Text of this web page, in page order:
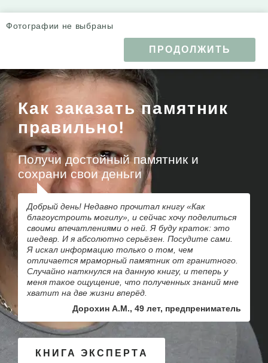
Фотографии не выбраны
ПРОДОЛЖИТЬ
Как заказать памятник
правильно!
Получи достойный памятник и
сохрани свои деньги
Добрый день! Недавно прочитал книгу «Как
благоустроить могилу», и сейчас хочу поделиться
своими впечатлениями о ней. Я буду краток: это
шедевр. И я абсолютно серьёзен. Посудите сами.
Я искал информацию только о том, чем
отличается мраморный памятник от гранитного.
Случайно наткнулся на данную книгу, и теперь у
меня такое ощущение, что полученных знаний мне
хватит на две жизни вперёд.
Дорохин А.М., 49 лет, предпрениматель
КНИГА ЭКСПЕРТА